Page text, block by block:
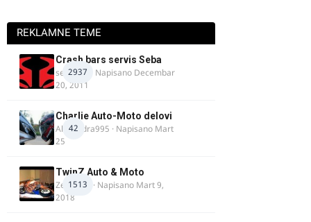
REKLAMNE TEME
2937
Crash bars servis Seba
seba011 · Napisano Decembar
20, 2011
42
Charlie Auto-Moto delovi
Alexandra995 · Napisano Mart
25
1513
TwinZ Auto & Moto
Zeljkamp · Napisano Mart 9,
2018